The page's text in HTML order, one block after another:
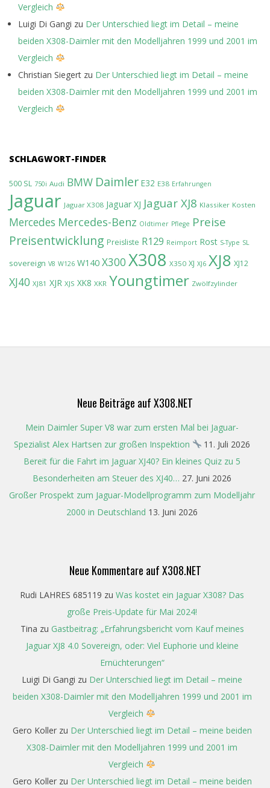
Vergleich
Luigi Di Gangi zu Der Unterschied liegt im Detail – meine
beiden X308-Daimler mit den Modelljahren 1999 und 2001 im
Vergleich
Christian Siegert zu Der Unterschied liegt im Detail – meine
beiden X308-Daimler mit den Modelljahren 1999 und 2001 im
Vergleich
SCHLAGWORT-FINDER
500 SL 750i Audi BMW Daimler E32 E38 Erfahrungen
Jaguar Jaguar X308 Jaguar XJ Jaguar XJ8 Klassiker Kosten
Mercedes Mercedes-Benz Oldtimer Pflege Preise
Preisentwicklung Preisliste R129 Reimport Rost S-Type SL
sovereign V8 W126 W140 X300 X308 X350 XJ XJ6 XJ8 XJ12
XJ40 XJ81 XJR XJS XK8 XKR Youngtimer Zwölfzylinder
Neue Beiträge auf X308.NET
Mein Daimler Super V8 war zum ersten Mal bei Jaguar-
Spezialist Alex Hartsen zur großen Inspektion
11. Juli 2026
Bereit für die Fahrt im Jaguar XJ40? Ein kleines Quiz zu 5
Besonderheiten am Steuer des XJ40… 27. Juni 2026
Großer Prospekt zum Jaguar-Modellprogramm zum Modelljahr
2000 in Deutschland 13. Juni 2026
Neue Kommentare auf X308.NET
Rudi LAHRES 685119 zu Was kostet ein Jaguar X308? Das
große Preis-Update für Mai 2024!
Tina zu Gastbeitrag: „Erfahrungsbericht vom Kauf meines
Jaguar XJ8 4.0 Sovereign, oder: Viel Euphorie und kleine
Ernüchterungen“
Luigi Di Gangi zu Der Unterschied liegt im Detail – meine
beiden X308-Daimler mit den Modelljahren 1999 und 2001 im
Vergleich
Gero Kollerzu Der Unterschied liegt im Detail – meine beiden
X308-Daimler mit den Modelljahren 1999 und 2001 im
Vergleich
Gero Kollerzu Der Unterschied liegt im Detail – meine beiden